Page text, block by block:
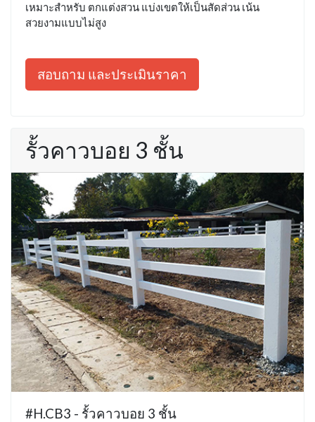
เหมาะสำหรับ ตกแต่งสวน แบ่งเขตให้เป็นสัดส่วน เน้น
สวยงามแบบไม่สูง
สอบถาม และประเมินราคา
รั้วคาวบอย 3 ชั้น
#H.CB3 - รั้วคาวบอย 3 ชั้น